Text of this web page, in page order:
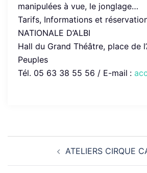
manipulées à vue, le jonglage…
Tarifs, Informations et
NATIONALE D’ALBI
Hall du Grand Théâtre, place de
Peuples
Tél. 05 63 38 55 56 / E-mail :
ATELIERS CIRQUE